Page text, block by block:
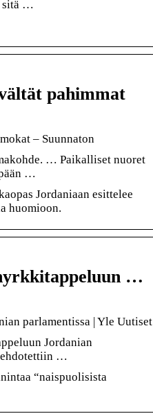
sitä …
pahimmat
– Suunnaton
… Paikalliset nuoret
…
Jordaniaan esittelee
huomioon.
…
parlamentissa | Yle Uutiset
Jordanian
ehdotettiin …
“naispuolisista